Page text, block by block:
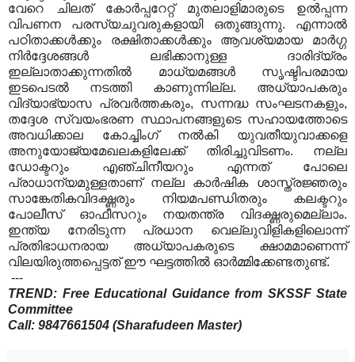
വേറെ ചിലത് കോര്‍പ്പറേറ്റ് മുതലാളിമാരുടെ ഉല്‍പ്പന്ന
വിപണന പരസ്യചുവരുകളായി ഒതുങ്ങുന്നു. എന്നാല്‍
പഠിതാക്കള്‍ക്കും രക്ഷിതാക്കള്‍ക്കും ആവശ്യമായ മാര്‍ഗ്ഗ
നിര്‍ദ്ദേശങ്ങള്‍ ലഭിക്കാനുള്ള ദാരിദ്യ്രം
ഇല്ലാതാക്കുന്നതില്‍ മാധ്യമങ്ങള്‍ സൃഷ്ടിപരമായ
ഇടപെടല്‍ നടത്തി കാണുന്നില്ല. അധ്യാപകരും
വിദ്യാഭ്യാസ പ്രവര്‍ത്തകരും, സന്നദ്ധ സംഘടനകളും,
തദ്ദേശ സ്വയംഭരണ സ്ഥാപനങ്ങളുടെ സഹായത്തോടെ
അവധിക്കാല കോച്ചിംഗ് നല്‍കി യുവതീയുവാക്കളെ
അനുയോജ്യമേഖലകളിലേക്ക് തിരിച്ചുവിടണം. നല്ല
ഡോക്ടറും എഞ്ചിനീയറും എന്നത് പോലെ
പ്രാധാന്യമുള്ളതാണ് നല്ല കാര്‍ഷിക ശാസ്ത്രജ്ഞരും
സാങ്കേതികവിദഗ്ദ്ധരും നിയമപണ്ഡിതരും കലക്ടറും
പോലീസ് ഓഫീസറും നയതന്ത്ര വിദഗ്ദ്ധരുമെല്ലാം.
ഇന്ത്യ നേരിടുന്ന പ്രധാന വെല്ലുവിളികളിലൊന്ന്
പ്രതിഭാധനരായ അധ്യാപകരുടെ ക്ഷാമമാണെന്ന്
വിലയിരുത്തപ്പെട്ടത് ഈ ഘട്ടത്തില്‍ ഓര്‍മ്മിക്കേണ്ടതുണ്ട്.
---
TREND: Free Educational Guidance from SKSSF State
Committee
Call: 9847661504 (Sharafudeen Master)